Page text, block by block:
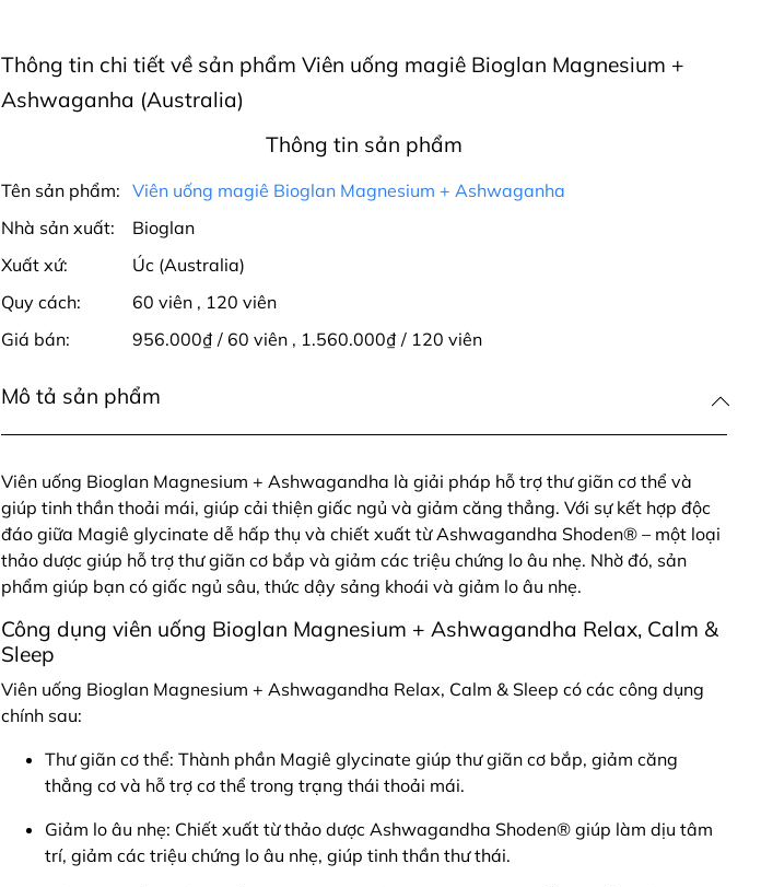
Thông tin chi tiết về sản phẩm Viên uống magiê Bioglan Magnesium +
Ashwaganha (Australia)
Thông tin sản phẩm
Tên sản phẩm: Viên uống magiê Bioglan Magnesium + Ashwaganha
Nhà sản xuất:
Bioglan
Xuất xứ:
Úc (Australia)
Quy cách:
60 viên, 120 viên
Giá bán:
956.000₫ / 60 viên , 1.560.000₫ / 120 viên
Mô tả sản phẩm
Viên uống Bioglan Magnesium + Ashwagandha là giải pháp hỗ trợ thư giãn cơ thể và
giúp tinh thần thoải mái, giúp cải thiện giấc ngủ và giảm căng thẳng. Với sự kết hợp độc
đáo giữa Magiê glycinate dễ hấp thụ và chiết xuất từ Ashwagandha Shoden® – một loại
thảo dược giúp hỗ trợ thư giãn cơ bắp và giảm các triệu chứng lo âu nhẹ. Nhờ đó, sản
phẩm giúp bạn có giấc ngủ sâu, thức dậy sảng khoái và giảm lo âu nhẹ.
Công dụng viên uống Bioglan Magnesium + Ashwagandha Relax, Calm &
Sleep
Viên uống Bioglan Magnesium + Ashwagandha Relax, Calm & Sleep có các công dụng
chính sau:
Thư giãn cơ thể: Thành phần Magiê glycinate giúp thư giãn cơ bắp, giảm căng
thẳng cơ và hỗ trợ cơ thể trong trạng thái thoải mái.
Giảm lo âu nhẹ: Chiết xuất từ thảo dược Ashwagandha Shoden® giúp làm dịu tâm
trí, giảm các triệu chứng lo âu nhẹ, giúp tinh thần thư thái.